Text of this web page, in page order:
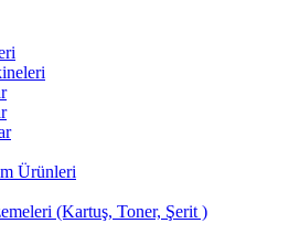
Ürünleri
(Kartuş, Toner, Şerit )